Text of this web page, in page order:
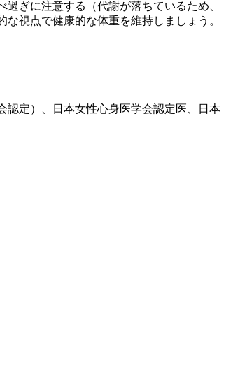
ぎに注意する（代謝が落ちているため、
視点で健康的な体重を維持しましょう。
認定）、日本女性心身医学会認定医、日本